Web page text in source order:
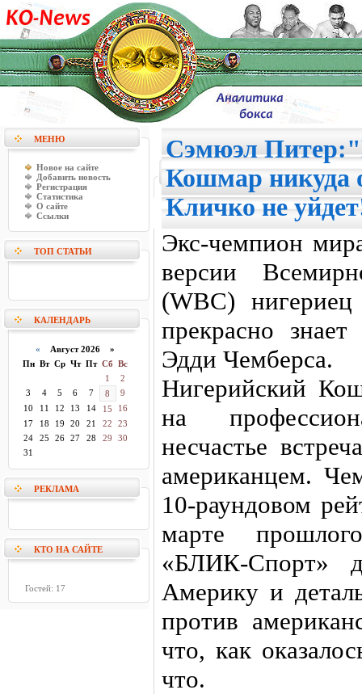
МЕНЮ
Новое на сайте
Добавить новость
Регистрация
Статистика
О сайте
Ссылки
ТОП СТАТЬИ
КАЛЕНДАРЬ
« Август 2026 »
Пн Вт Ср Чт Пт Сб Вс
1
2
3
4 5 6 7 8
9
10
11 12 13 14 15
16
17
18 19 20 21 22
23
24
25 26 27 28 29
30
31
РЕКЛАМА
КТО НА САЙТЕ
Гостей: 17
Сэмюэл
Кошмар никуда
Кличко не
Экс-чемпион
версии
(WBC)
прекрасно
Эдди Чемберса.
Нигерийский
на
несчастье
американцем.
10-раундовом
марте
«БЛИК-Спорт»
Америку и
против
что, как
что.